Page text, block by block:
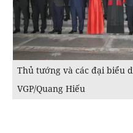
Thủ tướng và các đại biểu
VGP/Quang Hiếu